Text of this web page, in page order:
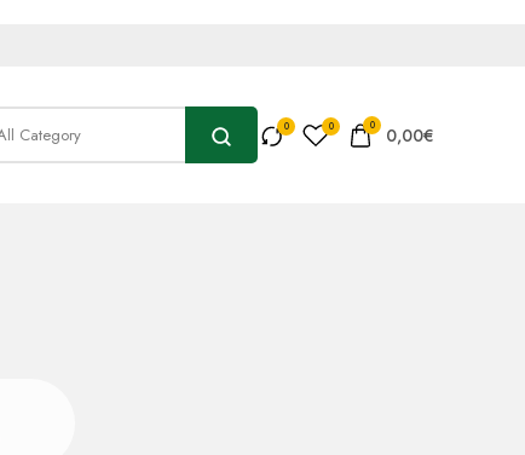
0 0,00€